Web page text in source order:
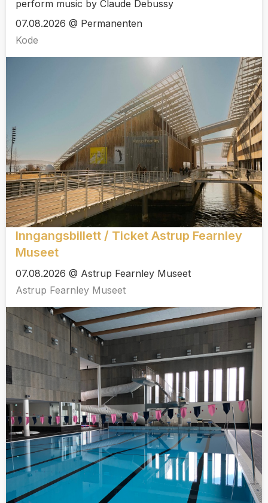
perform music by Claude Debussy
07.08.2026 @ Permanenten
Kode
Inngangsbillett / Ticket Astrup Fearnley
Museet
07.08.2026 @ Astrup Fearnley Museet
Astrup Fearnley Museet